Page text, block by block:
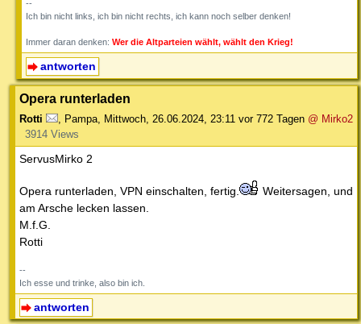
--
Ich bin nicht links, ich bin nicht rechts, ich kann noch selber denken!
Immer daran denken: Wer die Altparteien wählt, wählt den Krieg!
antworten
Opera runterladen
Rotti Pampa Mittwoch, 26.06.2024, 23:11 vor 772 Tagen @ Mirko2
3914 Views
ServusMirko 2
Opera runterladen, VPN einschalten, fertig.
Weitersagen, und
am Arsche lecken lassen.
M.f.G.
Rotti
--
Ich esse und trinke, also bin ich.
antworten